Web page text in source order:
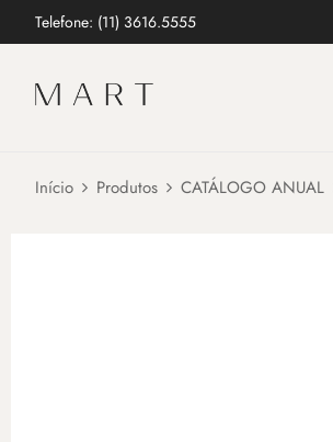
Telefone: (11) 3616.5555
Início Produtos CATÁLOGO ANUAL